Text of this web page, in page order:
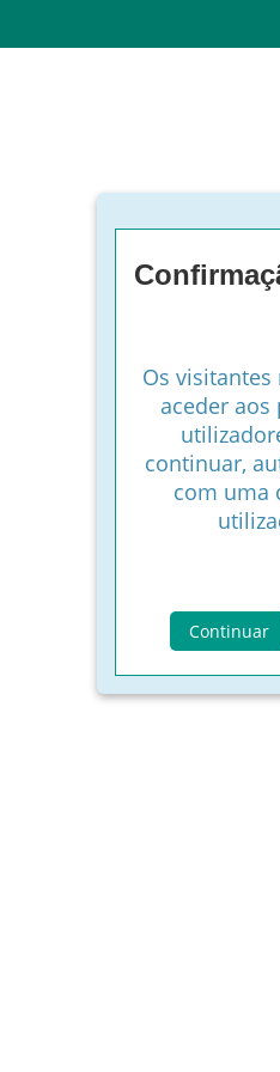
Os
aceder aos
continuar,
com uma
Continuar